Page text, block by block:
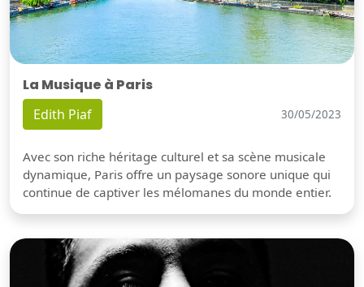
La Musique à Paris
Edith Piaf 30/05/2023
Avec son riche héritage culturel et sa scène musicale
dynamique, Paris offre un paysage sonore unique qui
continue de captiver les mélomanes du monde entier.